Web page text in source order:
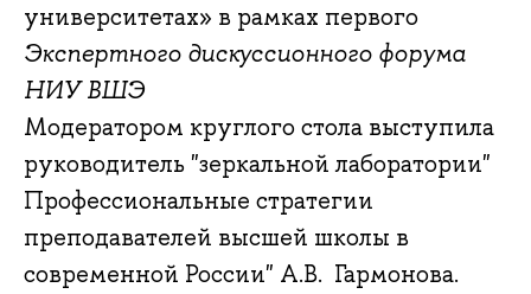
университетах» в рамках первого
Экспертного дискуссионного форума
НИУ ВШЭ
Модератором круглого стола выступила
руководитель "зеркальной лаборатории"
Профессиональные стратегии
преподавателей высшей школы в
современной России" А.В. Гармонова.